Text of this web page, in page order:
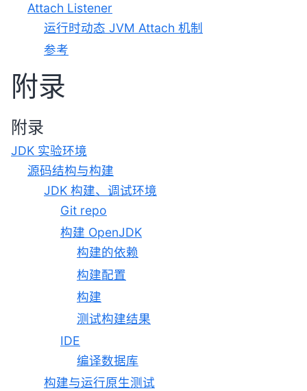
Attach Listener
运行时动态 JVM Attach 机制
参考
附录
附录
JDK 实验环境
源码结构与构建
JDK 构建、调试环境
Git repo
构建 OpenJDK
构建的依赖
构建配置
构建
测试构建结果
IDE
编译数据库
构建与运行原生测试